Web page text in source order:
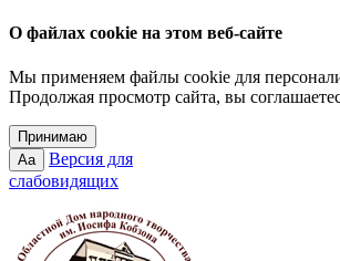
О файлах cookie на этом веб-сайте
Мы применяем файлы cookie для
Продолжая просмотр сайта, вы
Принимаю
Aa
Версия для
слабовидящих